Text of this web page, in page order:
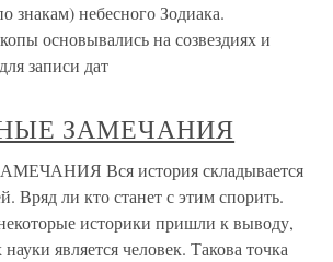
знакам) небесного Зодиака.
основывались на созвездиях и
записи дат
ЗАМЕЧАНИЯ
Вся история складывается
Вряд ли кто станет с этим спорить.
историки пришли к выводу,
является человек. Такова точка